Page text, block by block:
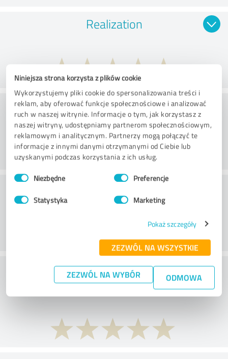
Niniejsza strona korzysta z plików cookie
Wykorzystujemy pliki cookie do spersonalizowania treści i
reklam, aby oferować funkcje społecznościowe i analizować
ruch w naszej witrynie. Informacje o tym, jak korzystasz z
naszej witryny, udostępniamy partnerom społecznościowym,
reklamowym i analitycznym. Partnerzy mogą połączyć te
informacje z innymi danymi otrzymanymi od Ciebie lub
uzyskanymi podczas korzystania z ich usług.
Wybór
zgody Niezbędne Preferencje
Statystyka Marketing
Pokaż szczegóły
ZEZWÓL NA WSZYSTKIE
ZEZWÓL NA WYBÓR ODMOWA
Realization
Doradztwo
Obsługa klienta
Co sądzisz o stosunku ceny do
wydajności?